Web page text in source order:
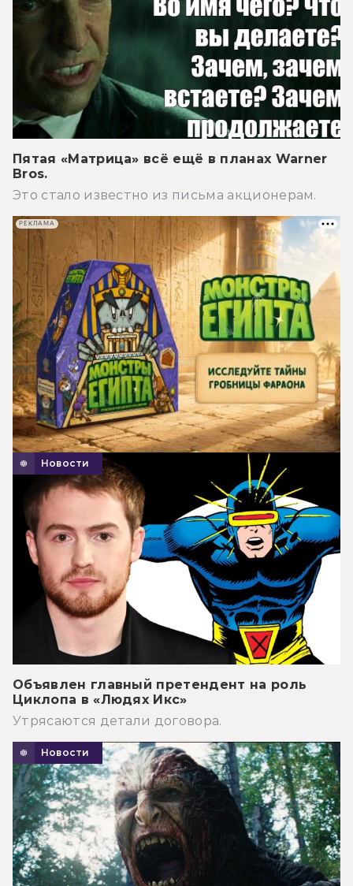
Пятая «Матрица» всё ещё в планах Warner
Bros.
Это стало известно из письма акционерам.
Новости
Объявлен главный претендент на роль
Циклопа в «Людях Икс»
Утрясаются детали договора.
Новости
РЕКЛАМА